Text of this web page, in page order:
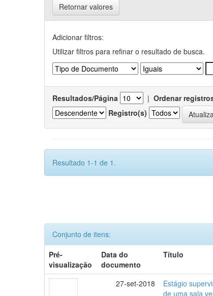
Retornar valores
Adicionar filtros:
Utilizar filtros para refinar o resultado de busca.
Resultados/Página | Ordenar
Registro(s)
Resultado 1-1 de 1.
Conjunto de itens:
Pré-
visualização
Data do
documento
Título
27-set-2018
Estágio
de uma sala